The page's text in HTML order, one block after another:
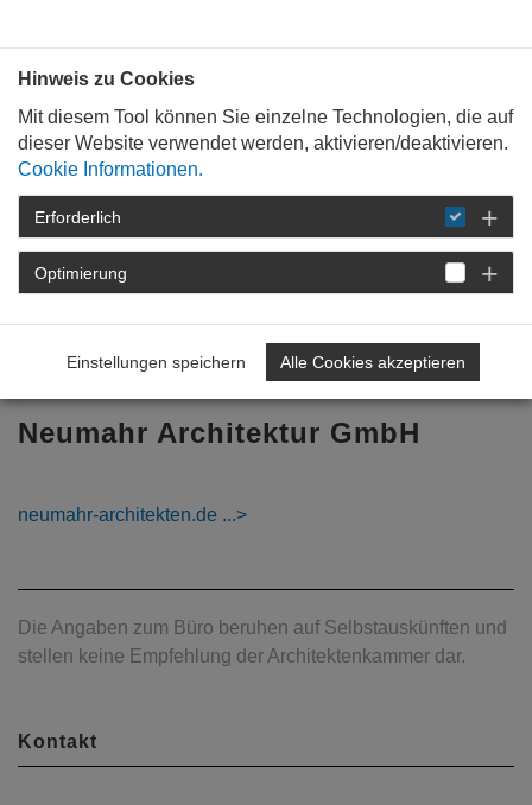
STARTSEITE
vorheriges Profil nächstes Profil
Neumahr Architektur GmbH
neumahr-architekten.de
Die Angaben zum Büro beruhen auf Selbstauskünften und
stellen keine Empfehlung der Architektenkammer dar.
Kontakt
Hinweis zu Cookies
Mit diesem Tool können Sie einzelne Technologien, die auf
dieser Website verwendet werden, aktivieren/deaktivieren.
Cookie Informationen.
Erforderlich
Optimierung
Einstellungen speichern Alle Cookies akzeptieren